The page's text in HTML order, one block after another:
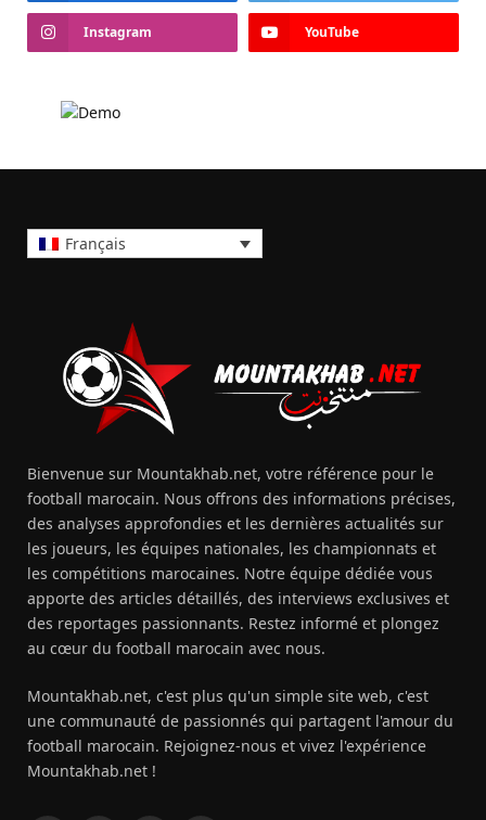
Instagram YouTube
Français
Bienvenue sur Mountakhab.net, votre référence pour le
football marocain. Nous offrons des informations précises,
des analyses approfondies et les dernières actualités sur
les joueurs, les équipes nationales, les championnats et
les compétitions marocaines. Notre équipe dédiée vous
apporte des articles détaillés, des interviews exclusives et
des reportages passionnants. Restez informé et plongez
au cœur du football marocain avec nous.
Mountakhab.net, c'est plus qu'un simple site web, c'est
une communauté de passionnés qui partagent l'amour du
football marocain. Rejoignez-nous et vivez l'expérience
Mountakhab.net !